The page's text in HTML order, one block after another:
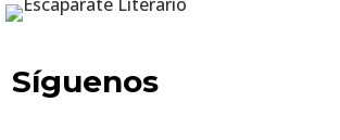
Síguenos